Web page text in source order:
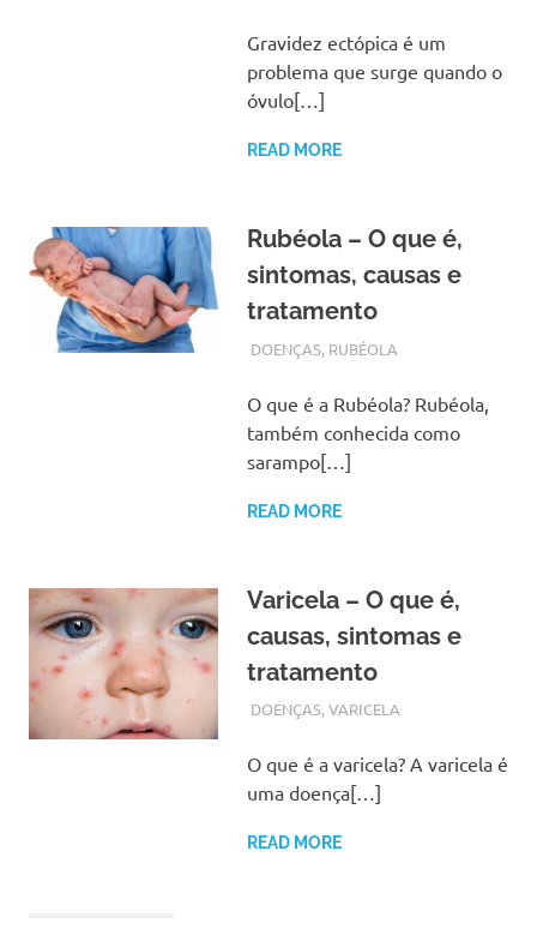
Gravidez ectópica é um
problema que surge quando o
óvulo[…]
READ MORE
Rubéola – O que é,
sintomas, causas e
tratamento
SETEMBRO 20, 2017
ADMIN
DOENÇAS, RUBÉOLA
O que é a Rubéola? Rubéola,
também conhecida como
sarampo[…]
READ MORE
Varicela – O que é,
causas, sintomas e
tratamento
SETEMBRO 20, 2017
ADMIN
DOENÇAS,VARICELA
O que é a varicela? A varicela é
uma doença[…]
READ MORE